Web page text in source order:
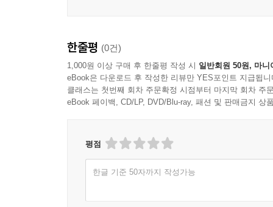
한줄평 (0건)
1,000원 이상 구매 후 한줄평 작성 시 일반회원 50원, 마니
eBook은 다운로드 후 작성한 리뷰만 YES포인트 지급됩니
클래스는 첫번째 회차 주문확정 시점부터 마지막 회차 주
eBook 페이백, CD/LP, DVD/Blu-ray, 패션 및 판매금지 상
평점
한글 기준 50자까지 작성가능